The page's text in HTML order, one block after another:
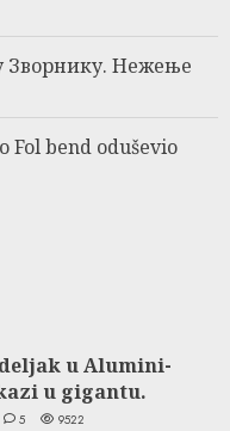
Зворнику. Нежење
Fol bend oduševio
u Alumini-
u gigantu.
5 9522